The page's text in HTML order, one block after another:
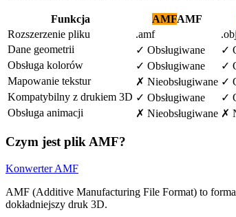
Funkcja AMFAMF
Rozszerzenie pliku
.amf
.obj
Dane geometrii
✓ Obsługiwane ✓
Obsługa kolorów
✓ Obsługiwane ✓
Mapowanie tekstur
✗ Nieobsługiwane ✓
Kompatybilny z drukiem 3D ✓ Obsługiwane ✓
Obsługa animacji
✗ Nieobsługiwane ✗
Czym jest plik AMF?
Konwerter AMF
AMF (Additive Manufacturing File Format) to
dokładniejszy druk 3D.